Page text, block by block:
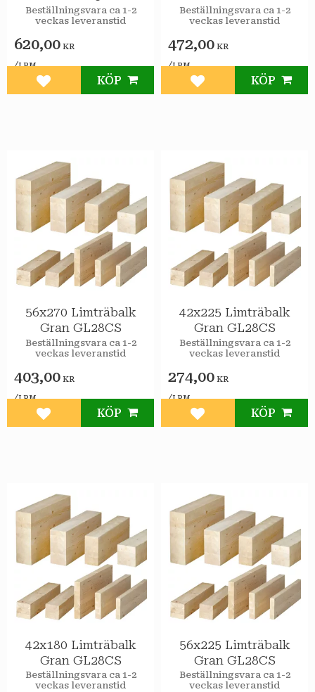
Beställningsvara ca 1-2
veckas leveranstid
620,00 KR
/LPM
Lägg till i favoriter
KÖP
Beställningsvara ca 1-2
veckas leveranstid
472,00 KR
/LPM
Lägg till i favoriter
KÖP
56x270 Limträbalk
Gran GL28CS
Beställningsvara ca 1-2
veckas leveranstid
403,00 KR
/LPM
Lägg till i favoriter
KÖP
42x225 Limträbalk
Gran GL28CS
Beställningsvara ca 1-2
veckas leveranstid
274,00 KR
/LPM
Lägg till i favoriter
KÖP
42x180 Limträbalk
Gran GL28CS
Beställningsvara ca 1-2
veckas leveranstid
56x225 Limträbalk
Gran GL28CS
Beställningsvara ca 1-2
veckas leveranstid